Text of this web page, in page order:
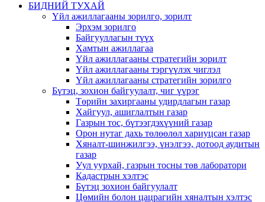
БИДНИЙ ТУХАЙ
Үйл ажиллагааны зорилго, зорилт
Эрхэм зорилго
Байгууллагын түүх
Хамтын ажиллагаа
Үйл ажиллагааны стратегийн зорилт
Үйл ажиллагааны тэргүүлэх чиглэл
Үйл ажиллагааны стратегийн зорилго
Бүтэц, зохион байгуулалт, чиг үүрэг
Төрийн захиргааны удирдлагын газар
Хайгуул, ашиглалтын газар
Газрын тос, бүтээгдэхүүний газар
Орон нутаг дахь төлөөлөл хариуцсан газар
Хяналт-шинжилгээ, үнэлгээ, дотоод аудитын
газар
Уул уурхай, газрын тосны төв лаборатори
Кадастрын хэлтэс
Бүтэц зохион байгуулалт
Цөмийн болон цацрагийн хяналтын хэлтэс